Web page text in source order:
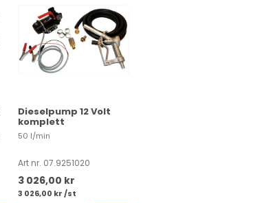
Dieselpump 12 Volt
komplett
50 l/min
Art nr. 07.9251020
3 026,00 kr
3 026,00 kr /st